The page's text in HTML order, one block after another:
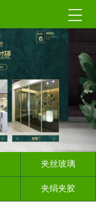
夹丝玻璃
夹绢夹胶